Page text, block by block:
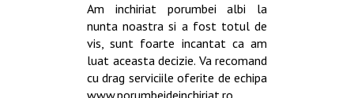
Am inchiriat porumbei albi la
nunta noastra si a fost totul de
vis, sunt foarte incantat ca am
luat aceasta decizie. Va recomand
cu drag serviciile oferite de echipa